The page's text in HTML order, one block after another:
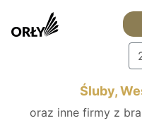
Śluby,
oraz inne firmy z